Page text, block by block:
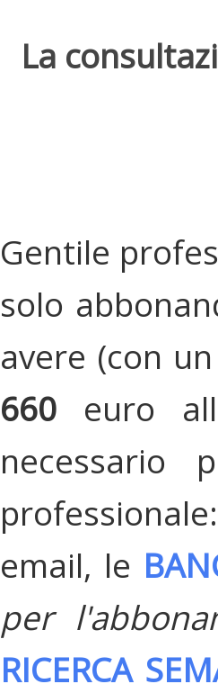
La
Gentile
solo
avere (con
660 euro
necessario
email, le
per
RICERCA